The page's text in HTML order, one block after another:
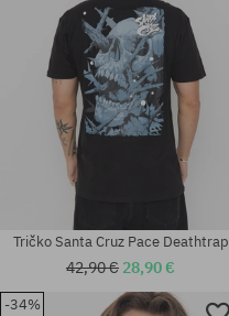
Tričko Santa Cruz Pace Deathtrap
42,90 € 28,90 €
-34%